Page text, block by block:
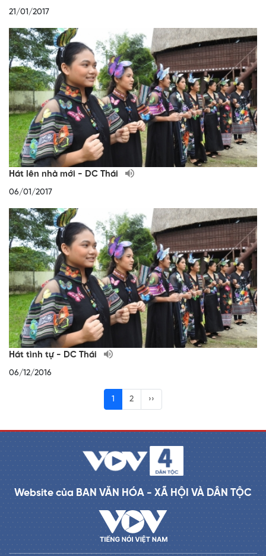
21/01/2017
Hát lên nhà mới - DC Thái
06/01/2017
Hát tình tự - DC Thái
06/12/2016
1 2 ››
Website của BAN VĂN HÓA - XÃ HỘI VÀ DÂN TỘC